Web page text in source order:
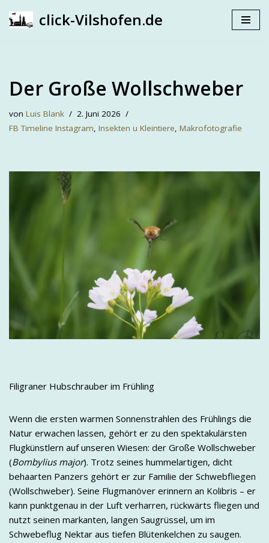
click-Vilshofen.de
Der Große Wollschweber
von Luis Blank
2. Juni 2026
FB Timeline Instagram, Insekten u Kleintiere, Makrofotografie
Filigraner Hubschrauber im Frühling
Wenn die ersten warmen Sonnenstrahlen des Frühlings die
Natur erwachen lassen, gehört er zu den spektakulärsten
Flugkünstlern auf unseren Wiesen: der Große Wollschweber
(Bombylius major). Trotz seines hummelartigen, dicht
behaarten Panzers gehört er zur Familie der Schwebfliegen
(Wollschweber). Seine Flugmanöver erinnern an Kolibris – er
kann punktgenau in der Luft verharren, rückwärts fliegen und
nutzt seinen markanten, langen Saugrüssel, um im
Schwebeflug Nektar aus tiefen Blütenkelchen zu saugen.